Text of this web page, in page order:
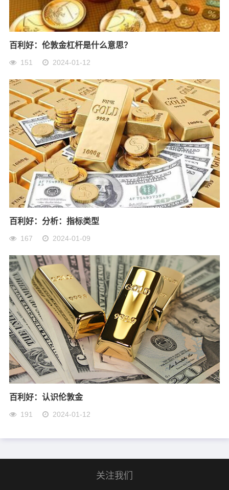
百利好：伦敦金杠杆是什么意思？
151 2024-01-12
百利好：分析：指标类型
167 2024-01-09
百利好：认识伦敦金
191 2024-01-12
关注我们